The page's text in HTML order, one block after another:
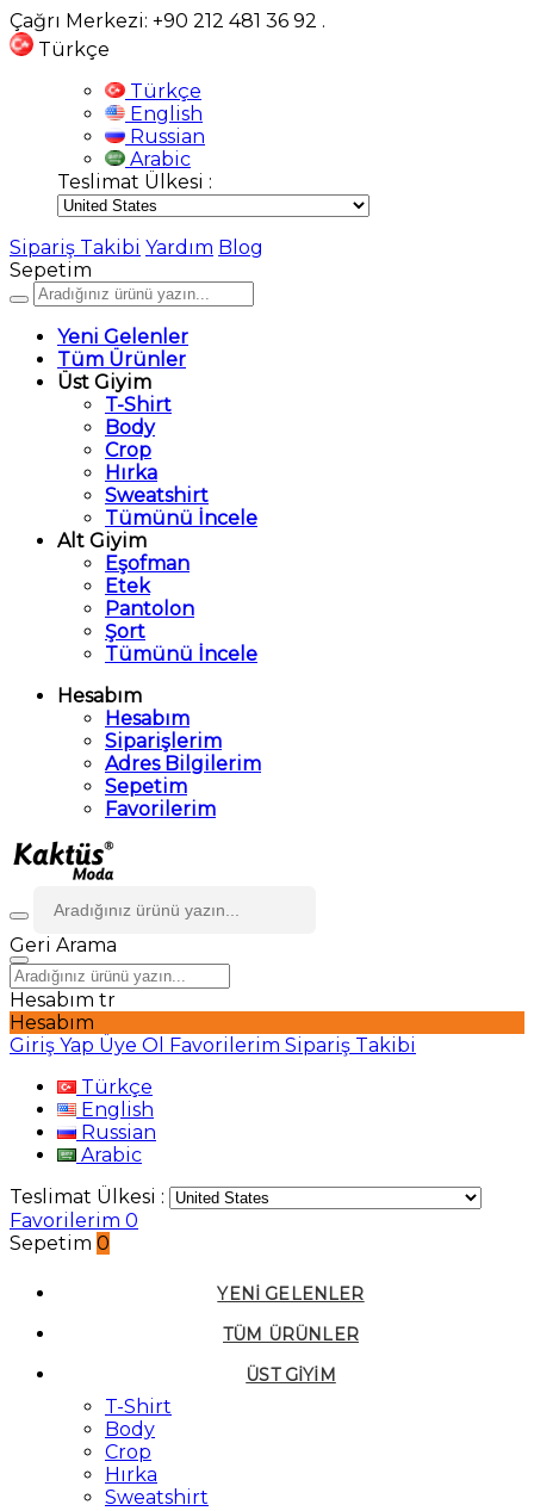
Çağrı Merkezi: +90 212 481 36 92 .
Türkçe
Türkçe
English
Russian
Arabic
Teslimat Ülkesi :
Sipariş Takibi Yardım Blog
Sepetim
Yeni Gelenler
Tüm Ürünler
Üst Giyim
T-Shirt
Body
Crop
Hırka
Sweatshirt
Tümünü İncele
Alt Giyim
Eşofman
Etek
Pantolon
Şort
Tümünü İncele
Hesabım
Hesabım
Siparişlerim
Adres Bilgilerim
Sepetim
Favorilerim
Geri Arama
Hesabım tr
Hesabım
Giriş Yap Üye Ol Favorilerim Sipariş Takibi
Türkçe
English
Russian
Arabic
Teslimat Ülkesi :
Favorilerim 0
Sepetim 0
YENI GELENLER
TÜM ÜRÜNLER
ÜST GIYIM
T-Shirt
Body
Crop
Hırka
Sweatshirt